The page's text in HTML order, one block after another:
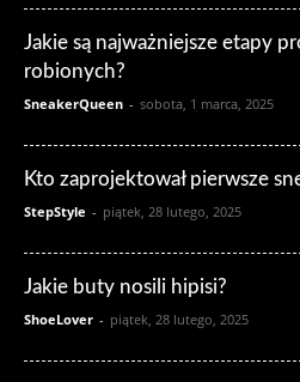
Jakie są najważniejsze etapy
robionych?
SneakerQueen - sobota, 1 marca, 2025
Kto zaprojektował pierwsze
StepStyle - piątek, 28 lutego, 2025
Jakie buty nosili hipisi?
ShoeLover - piątek, 28 lutego, 2025